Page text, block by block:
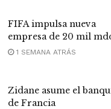
FIFA impulsa nueva
empresa de 20 mil
1 SEMANA ATRÁS
Zidane asume el
de Francia